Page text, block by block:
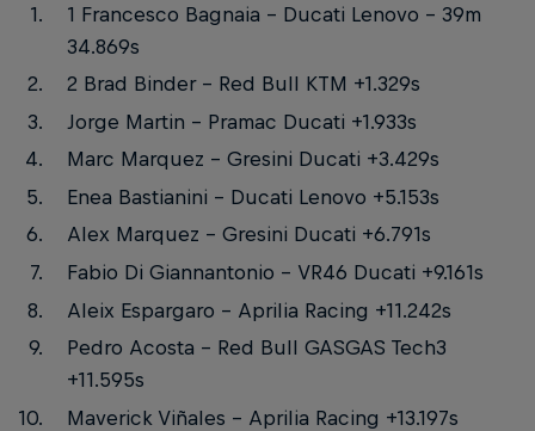
1 Francesco Bagnaia – Ducati Lenovo – 39m
34.869s
2 Brad Binder – Red Bull KTM +1.329s
Jorge Martin – Pramac Ducati +1.933s
Marc Marquez – Gresini Ducati +3.429s
Enea Bastianini – Ducati Lenovo +5.153s
Alex Marquez – Gresini Ducati +6.791s
Fabio Di Giannantonio – VR46 Ducati +9.161s
Aleix Espargaro – Aprilia Racing +11.242s
Pedro Acosta – Red Bull GASGAS Tech3
+11.595s
Maverick Viñales – Aprilia Racing +13.197s